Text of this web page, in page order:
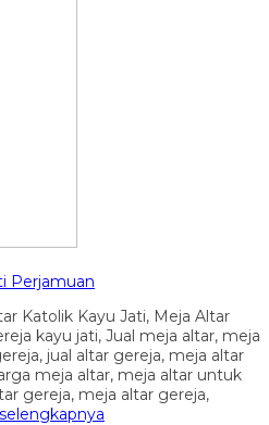
Perjamuan
Katolik Kayu Jati, Meja Altar
kayu jati, Jual meja altar, meja
jual altar gereja, meja altar
meja altar, meja altar untuk
gereja, meja altar gereja,
selengkapnya